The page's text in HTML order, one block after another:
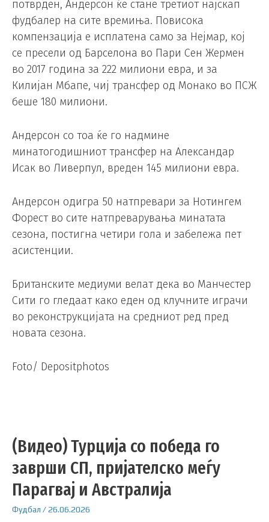
потврден, Андерсон ќе стане третиот најскап
фудбалер на сите времиња. Повисока
компензација е исплатена само за Нејмар, кој
се пресели од Барселона во Пари Сен Жермен
во 2017 година за 222 милиони евра, и за
Килијан Мбапе, чиј трансфер од Монако во ПСЖ
беше 180 милиони.
Андерсон со тоа ќе го надмине
минатогодишниот трансфер на Александар
Исак во Ливерпул, вреден 145 милиони евра.
Андерсон одигра 50 натпревари за Нотингем
Форест во сите натпреварувања минатата
сезона, постигна четири гола и забележа пет
асистенции.
Британските медиуми велат дека во Манчестер
Сити го гледаат како еден од клучните играчи
во реконструкцијата на средниот ред пред
новата сезона.
Foto/ Depositphotos
(Видео) Турција со победа го
заврши СП, пријателско меѓу
Парагвај и Австралија
Фудбал /26.06.2026